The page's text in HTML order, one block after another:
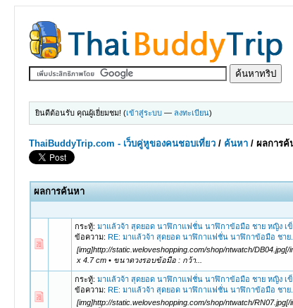
ยินดีต้อนรับ คุณผู้เยี่ยมชม! (เข้าสู่ระบบ — ลงทะเบียน)
ThaiBuddyTrip.com - เว็บคู่หูของคนชอบเที่ยว / ค้นหา /ผลการค้
ผลการค้นหา
กระทู้: มาแล้วจ้า สุดยอด นาฬิกาแฟชั่น นาฬิกาข้อมือ ชาย หญิง เ
ข้อความ: RE: มาแล้วจ้า สุดยอด นาฬิกาแฟชั่น นาฬิกาข้อมือ ชาย...
[img]http://static.weloveshopping.com/shop/ntwatch/
x 4.7 cm • ขนาดวงรอบข้อมือ : กว้า...
กระทู้: มาแล้วจ้า สุดยอด นาฬิกาแฟชั่น นาฬิกาข้อมือ ชาย หญิง เ
ข้อความ: RE: มาแล้วจ้า สุดยอด นาฬิกาแฟชั่น นาฬิกาข้อมือ ชาย...
[img]http://static.weloveshopping.com/shop/ntwatch/